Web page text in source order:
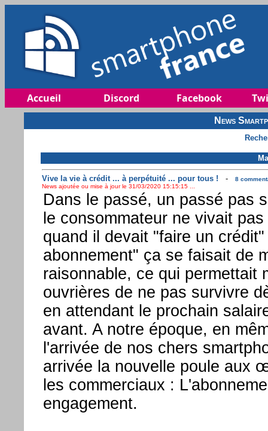
Accueil Discord Facebook
News
Vive la vie à crédit ... à perpétuité ... pour tous ! -
8
News ajoutée ou mise à jour le 31/03/2020 15:15:15 ...
Dans le passé, un passé pas
le consommateur ne vivait
quand il devait "faire un
abonnement" ça se faisait de
raisonnable, ce qui permettait
ouvrières de ne pas survivre
en attendant le prochain
avant. A notre époque, en
l'arrivée de nos chers
arrivée la nouvelle poule aux
les commerciaux :
engagement.